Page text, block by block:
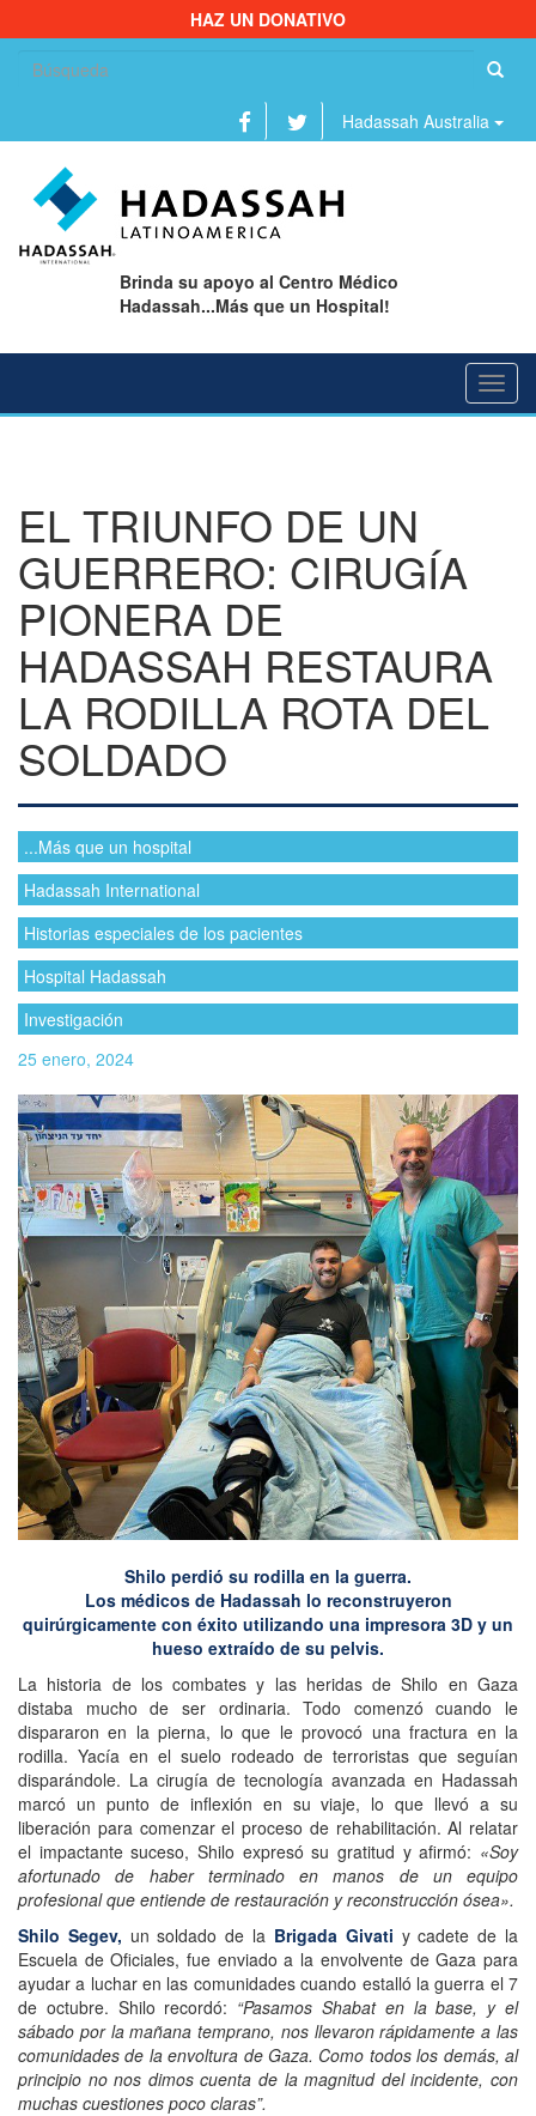
HAZ UN DONATIVO
Hadassah Australia
Brinda su apoyo al Centro Médico
Hadassah...Más que un Hospital!
EL TRIUNFO DE UN
GUERRERO: CIRUGÍA
PIONERA DE
HADASSAH RESTAURA
LA RODILLA ROTA DEL
SOLDADO
...Más que un hospital
Hadassah International
Historias especiales de los pacientes
Hospital Hadassah
Investigación
25 enero, 2024
Shilo perdió su rodilla en la guerra.
Los médicos de Hadassah lo reconstruyeron
quirúrgicamente con éxito utilizando una impresora 3D y un
hueso extraído de su pelvis.
La historia de los combates y las heridas de Shilo en Gaza
distaba mucho de ser ordinaria. Todo comenzó cuando le
dispararon en la pierna, lo que le provocó una fractura en la
rodilla. Yacía en el suelo rodeado de terroristas que seguían
disparándole. La cirugía de tecnología avanzada en Hadassah
marcó un punto de inflexión en su viaje, lo que llevó a su
liberación para comenzar el proceso de rehabilitación. Al relatar
el impactante suceso, Shilo expresó su gratitud y afirmó: «Soy
afortunado de haber terminado en manos de un equipo
profesional que entiende de restauración y reconstrucción ósea».
Shilo Segev, un soldado de la Brigada Givati y cadete de la
Escuela de Oficiales, fue enviado a la envolvente de Gaza para
ayudar a luchar en las comunidades cuando estalló la guerra el 7
de octubre. Shilo recordó: “Pasamos Shabat en la base, y el
sábado por la mañana temprano, nos llevaron rápidamente a las
comunidades de la envoltura de Gaza. Como todos los demás, al
principio no nos dimos cuenta de la magnitud del incidente, con
muchas cuestiones poco claras”.